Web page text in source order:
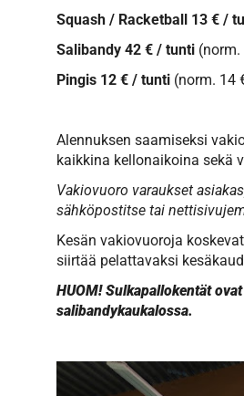
Squash / Racketball 13 € /
Salibandy 42 € / tunti (norm.
Pingis 12 € / tunti (norm. 14
Alennuksen saamiseksi
kaikkina kellonaikoina sekä
Vakiovuoro varaukset
sähköpostitse tai
Kesän vakiovuoroja
siirtää pelattavaksi
HUOM! Sulkapallokentät
salibandykaukalossa.